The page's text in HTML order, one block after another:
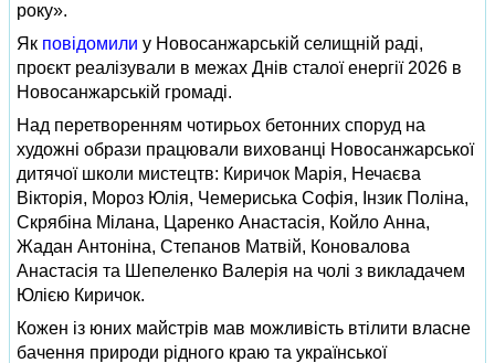
року».
Як повідомили у Новосанжарській селищній раді,
проєкт реалізували в межах Днів сталої енергії 2026 в
Новосанжарській громаді.
Над перетворенням чотирьох бетонних споруд на
художні образи працювали вихованці Новосанжарської
дитячої школи мистецтв: Киричок Марія, Нечаєва
Вікторія, Мороз Юлія, Чемериська Софія, Інзик Поліна,
Скрябіна Мілана, Царенко Анастасія, Койло Анна,
Жадан Антоніна, Степанов Матвій, Коновалова
Анастасія та Шепеленко Валерія на чолі з викладачем
Юлією Киричок.
Кожен із юних майстрів мав можливість втілити власне
бачення природи рідного краю та української